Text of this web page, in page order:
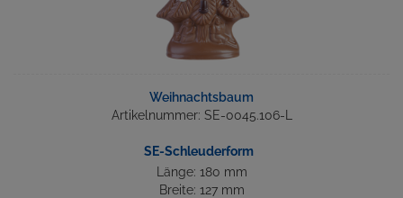
Weihnachtsbaum
Artikelnummer: SE-0045.106-L
SE-Schleuderform
Länge: 180 mm
Breite: 127 mm